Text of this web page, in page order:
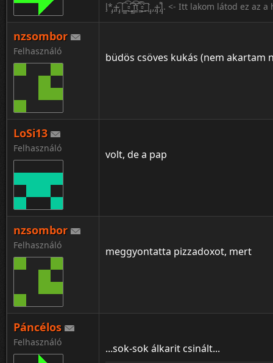
l̡*̡̡ ̴̡ı̴̴̡ ̡̡͡|̲̲̲͡͡͡ ̲▫̲͡ ̲̲̲͡͡π̲̲͡͡ ̲̲͡▫̲̲͡͡ ̲|̡̡̡ ̡ ̴̡ı̴̡̡ ̡͌l̡̡̡̡. <- Itt lakom látod ez az a
nzsombor
Felhasználó büdös csöves kukás (nem akartam
LoSi13
Felhasználó volt, de a pap
nzsombor
Felhasználó meggyontatta pizzadoxot, mert
Páncélos
Felhasználó ...sok-sok álkarit csinált...